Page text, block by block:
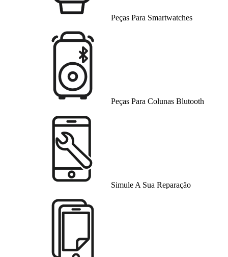
Peças Para Smartwatches
Peças Para Colunas Blutooth
Simule A Sua Reparação